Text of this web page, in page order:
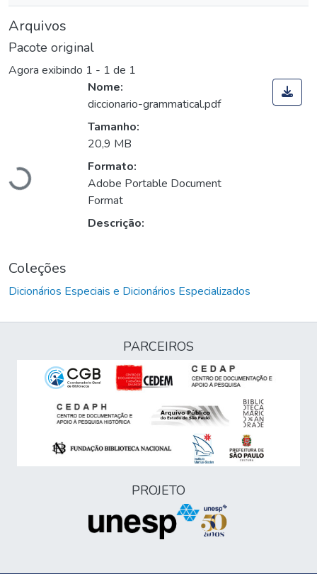
Arquivos
Pacote original
Agora exibindo 1 - 1 de 1
Carregando...
Nome:
diccionario-grammatical.pdf
Tamanho:
20,9 MB
Formato:
Adobe Portable Document
Format
Descrição:
Coleções
Dicionários Especiais e Dicionários Especializados
PARCEIROS
PROJETO